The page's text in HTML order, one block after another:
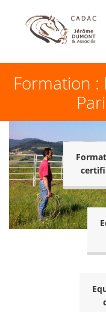
Formation :